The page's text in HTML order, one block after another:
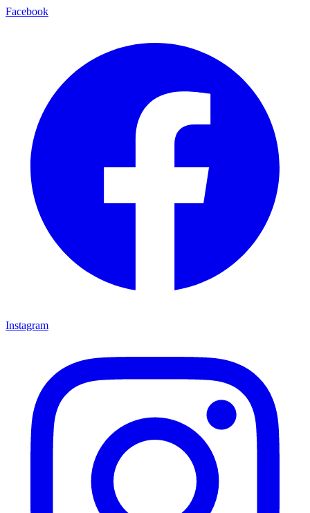
Facebook
Instagram